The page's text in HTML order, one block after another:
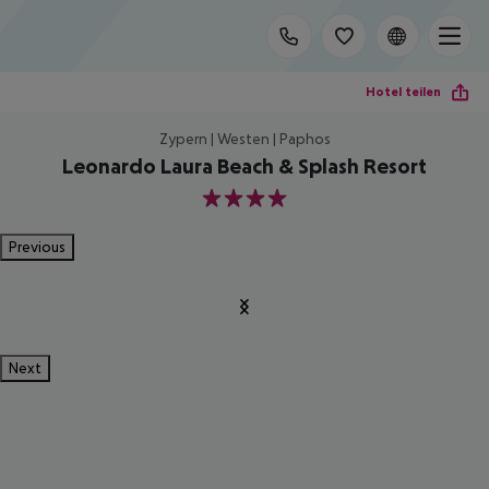
Hotel teilen
Zypern | Westen | Paphos
Leonardo Laura Beach & Splash Resort
4
Previous
Next